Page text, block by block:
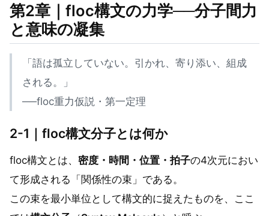
第2章｜floc構文の力学──分子間力
と意味の凝集
「語は孤立していない。引かれ、寄り添い、組成
される。」
──floc重力仮説・第一定理
2-1｜floc構文分子とは何か
floc構文とは、 密度・時間・位置・拍子の4次元におい
て形成される「関係性の束」である。
この束を最小単位として構文的に捉えたものを、ここ